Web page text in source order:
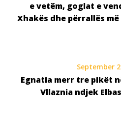
e vetëm, goglat e
Xhakës dhe përrallës
September
Egnatia merr tre pikët
Vllaznia ndjek